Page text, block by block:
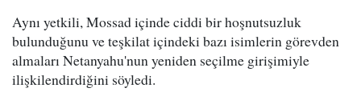
Aynı yetkili, Mossad içinde ciddi bir hoşnutsuzluk
bulunduğunu ve teşkilat içindeki bazı isimlerin görevden
almaları Netanyahu'nun yeniden seçilme girişimiyle
ilişkilendirdiğini söyledi.